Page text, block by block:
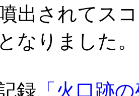
出されてス
なりました。
録 「火口跡